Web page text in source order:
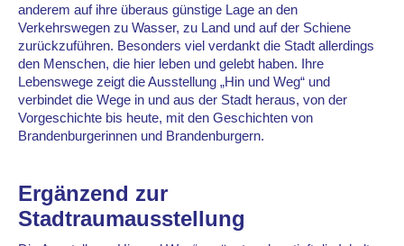
anderem auf ihre überaus günstige Lage an den
Verkehrswegen zu Wasser, zu Land und auf der Schiene
zurückzuführen. Besonders viel verdankt die Stadt allerdings
den Menschen, die hier leben und gelebt haben. Ihre
Lebenswege zeigt die Ausstellung „Hin und Weg“ und
verbindet die Wege in und aus der Stadt heraus, von der
Vorgeschichte bis heute, mit den Geschichten von
Brandenburgerinnen und Brandenburgern.
Ergänzend zur
Stadtraumausstellung